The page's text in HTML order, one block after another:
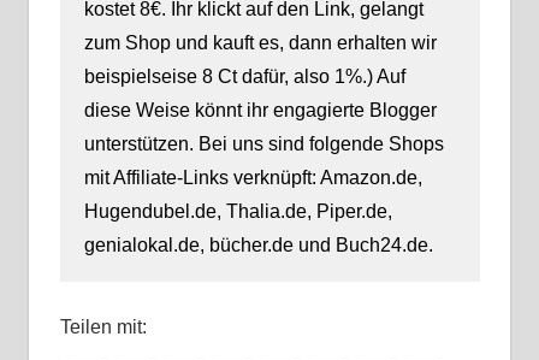
kostet 8€. Ihr klickt auf den Link, gelangt
zum Shop und kauft es, dann erhalten wir
beispielseise 8 Ct dafür, also 1%.) Auf
diese Weise könnt ihr engagierte Blogger
unterstützen. Bei uns sind folgende Shops
mit Affiliate-Links verknüpft: Amazon.de,
Hugendubel.de, Thalia.de, Piper.de,
genialokal.de, bücher.de und Buch24.de.
Teilen mit: